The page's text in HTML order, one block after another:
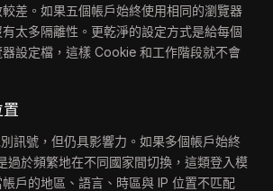
差。如果五個帳戶始終使用相同的瀏覽器
太多隔離性。更乾淨的設定方式是給每個
設定檔，這樣 Cookie 和工作階段就不會
訊號，但仍具影響力。如果多個帳戶始終
過於頻繁地在不同國家間切換，這類登入模
戶的地區、語言、時區與 IP 位置不匹配